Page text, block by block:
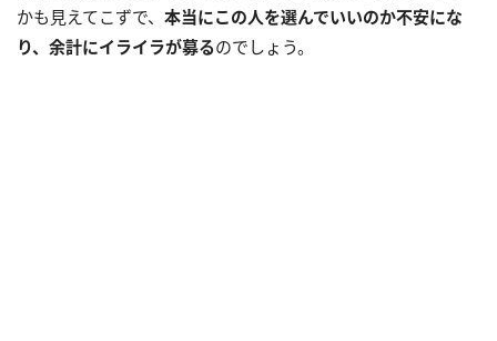
かも見えてこずで、 本当にこの人を選んでいいのか不安にな
り、余計にイライラが募るのでしょう。